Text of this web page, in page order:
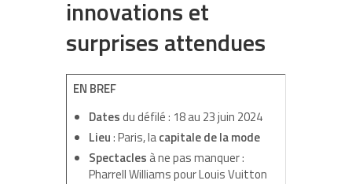
innovations et
surprises attendues
EN BREF
Datesdu défilé : 18 au 23 juin 2024
Lieu: Paris, lacapitale de la mode
Spectacles à ne pas manquer :
Pharrell Williams pour Louis Vuitton